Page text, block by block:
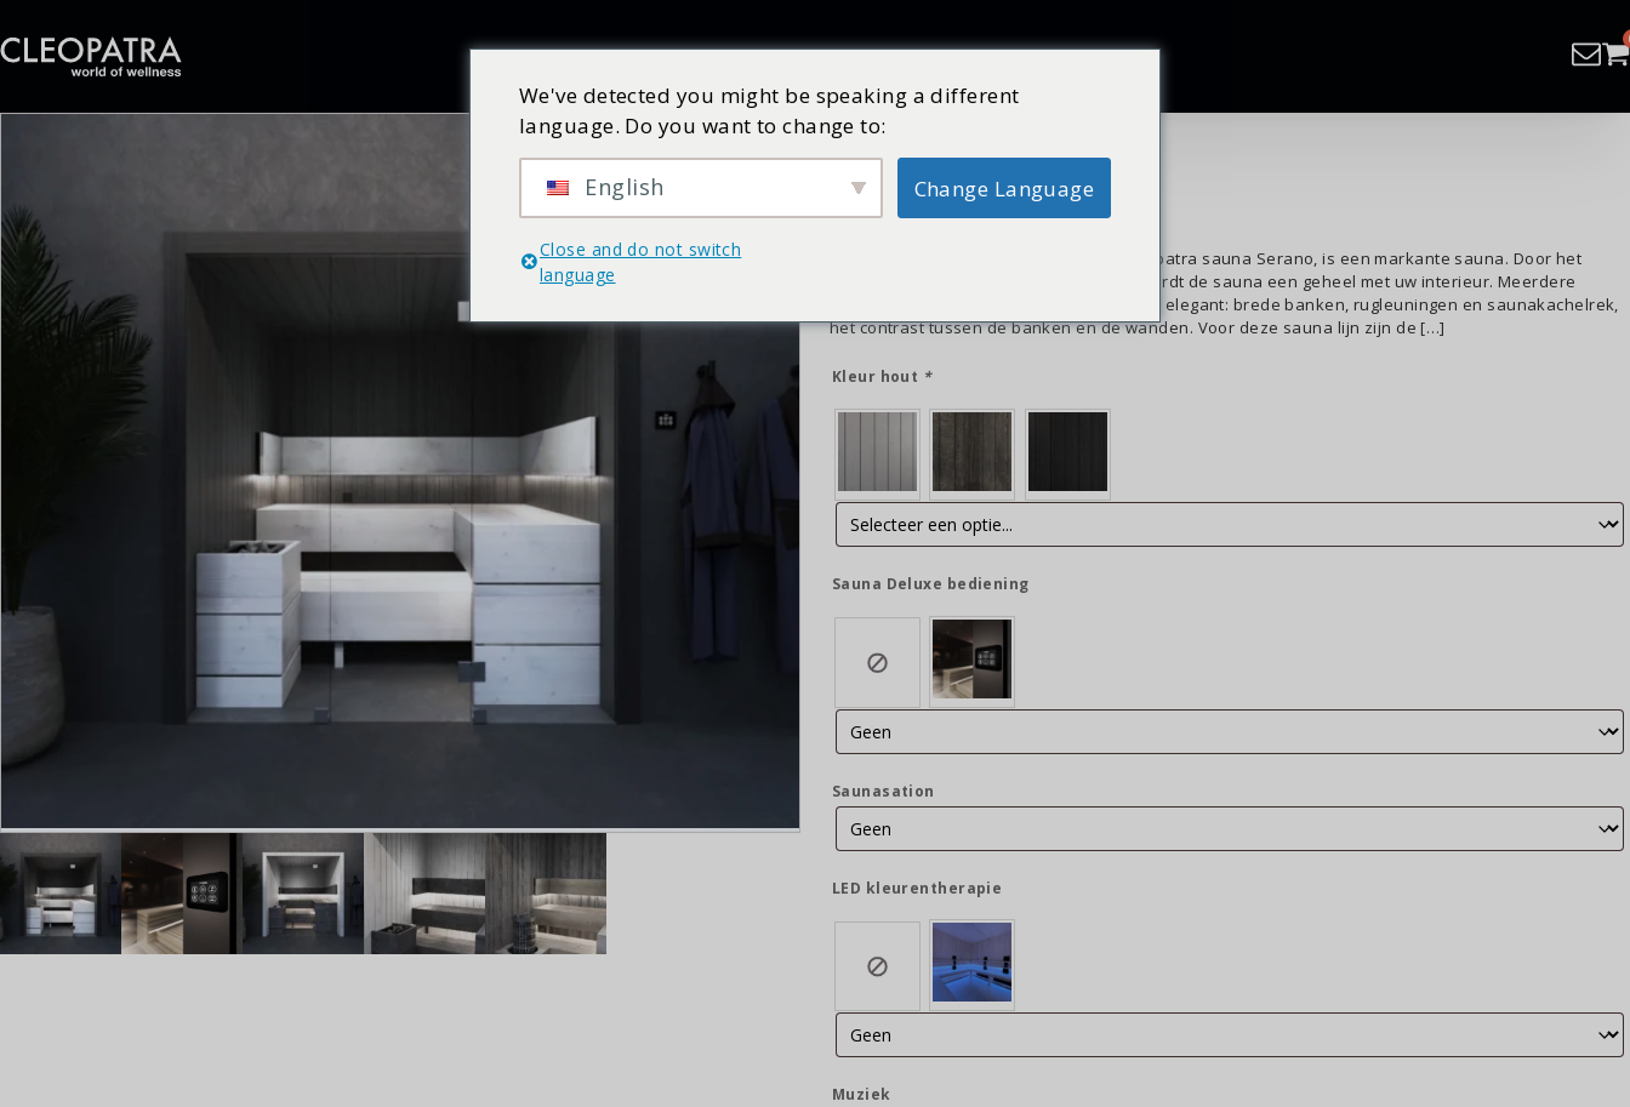
ProductenInspiratieCatalogusServiceShop
Serano line | 220x210cm
Art nr:27605500 Op nabestelling
€12.836,25 incl. BTW
SERANO LINE SAUNA | 220x210cm De Cleopatra sauna Serano, is een markante sauna. Door het
gebruik van veel glas aan de voorzijde wordt de sauna een geheel met uw interieur. Meerdere
details maken de Serano sauna bijzonder elegant: brede banken, rugleuningen en saunakachelrek,
het contrast tussen de banken en de wanden. Voor deze sauna lijn zijn de […]
Kleur hout *
Sauna Deluxe bediening
Saunasation
LED kleurentherapie
Muziek
We've detected you might be speaking a different
language. Do you want to change to:
English Change Language
Close and do not switch
language